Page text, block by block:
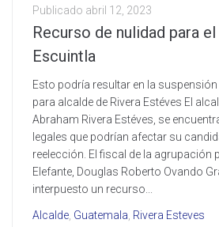
Publicado abril 12, 2023
Recurso de nulidad para
Escuintla
Esto podría resultar en la
para alcalde de Rivera Estéves El
Abraham Rivera Estéves, se
legales que podrían afectar su
reelección. El fiscal de la agrupación
Elefante, Douglas Roberto Ovando
interpuesto un recurso...
Alcalde Guatemala Rivera Esteves